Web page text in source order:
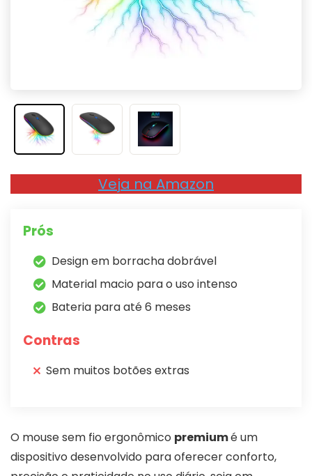
Veja na Amazon
Prós
Design em borracha dobrável
Material macio para o uso intenso
Bateria para até 6 meses
Contras
Sem muitos botões extras
O mouse sem fio ergonômico premiumé um
dispositivo desenvolvido para oferecer conforto,